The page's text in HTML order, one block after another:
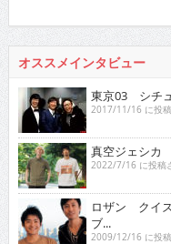
オススメインタビュー
東京03 シチ
2017/11/16 に投
真空ジェシカ
2022/7/16 に投稿
ロザン クイ
ブ...
2009/12/16 に投